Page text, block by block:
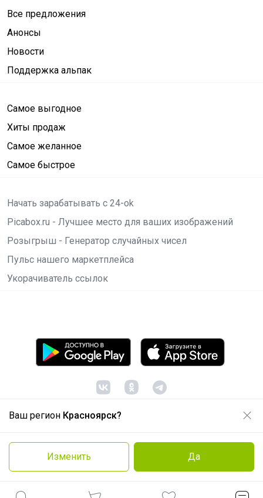
Ваш регион Красноярск?
Изменить Да
Все предложения
Анонсы
Новости
Поддержка альпак
Самое выгодное
Хиты продаж
Самое желанное
Самое быстрое
Начать зарабатывать с 24-ok
Picabox.ru - Лучшее место для ваших изображений
Розыгрыш - Генератор случайных чисел
Пульс нашего маркетплейса
Укорачиватель ссылок
© ООО "Лявита", ОГРН 1122468054070, 2012 -2026
Политика конфиденциальности
Cоглашение пользователя